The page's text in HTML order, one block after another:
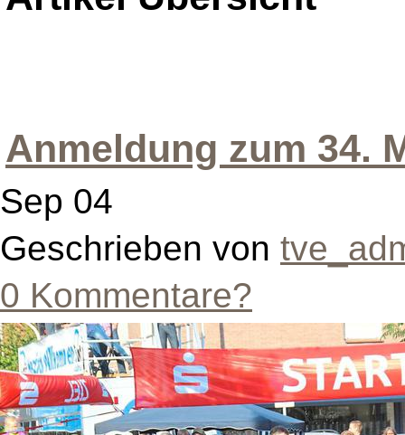
Anmeldung zum 34.
Sep 04
Geschrieben von
0 Kommentare?